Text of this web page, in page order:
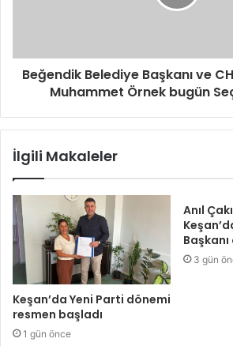
Beğendik Belediye Başkanı ve
Muhammet Örnek bugün
İlgili Makaleler
Keşan’da Yeni Parti dönemi
resmen başladı
1 gün önce
Anıl
3 gün